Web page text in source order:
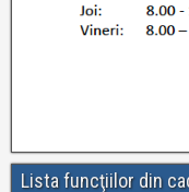
Lista funcţiilor din